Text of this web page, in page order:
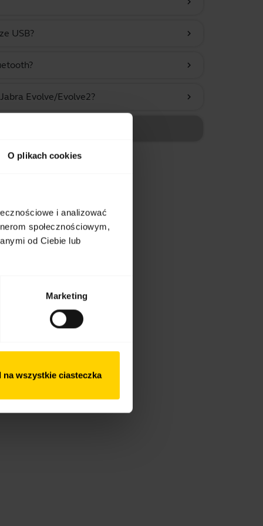
O plikach cookies
i analizować
społecznościowym,
od Ciebie lub
Marketing
na wszystkie ciasteczka
USB? chevron_right
chevron_right
Evolve/Evolve2? chevron_right